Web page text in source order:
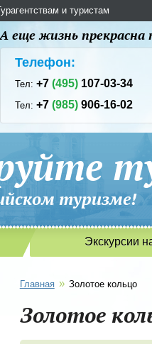
и туристам
еще жизнь
Телефон:
Тел:+7(495) 107-03-34
Тел:+7(985) 906-16-02
Экскурсии
Главная » Золотое кольцо
Золотое